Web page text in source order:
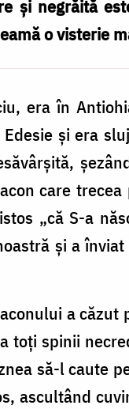
și negrăită
o visterie
era în
și era
care
„că S-a
și a
a
toți spinii
să-l caute
ascultând